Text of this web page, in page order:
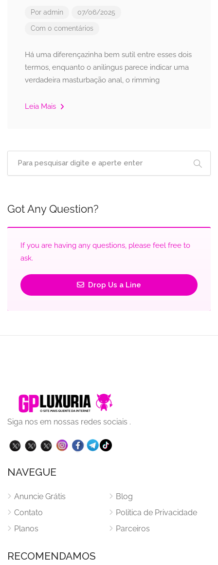
Por admin 07/06/2025
Com 0 comentários
Há uma diferençazinha bem sutil entre esses dois
termos, enquanto o anilingus parece indicar uma
verdadeira masturbação anal, o rimming
Leia Mais
Got Any Question?
If you are having any questions, please feel free to
ask.
Drop Us a Line
Siga nos em nossas redes sociais .
NAVEGUE
Anuncie Grátis
Contato
Planos
Blog
Politica de Privacidade
Parceiros
RECOMENDAMOS